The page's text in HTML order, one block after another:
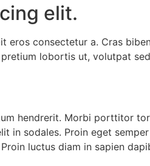
elit.
consectetur a. Cras
lobortis ut, volutpat
hendrerit. Morbi porttitor
in sodales. Proin eget
luctus diam in sapien